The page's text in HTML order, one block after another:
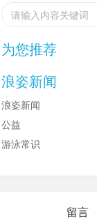
为您推荐
浪姿新闻
浪姿新闻
公益
游泳常识
留言